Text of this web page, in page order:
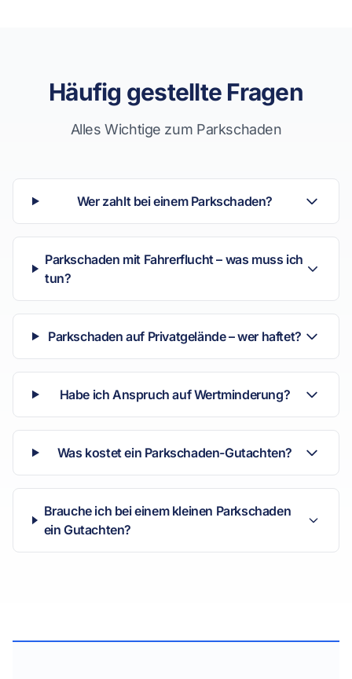
Häufig gestellte Fragen
Alles Wichtige zum Parkschaden
Wer zahlt bei einem Parkschaden?
Parkschaden mit Fahrerflucht – was muss ich
tun?
Parkschaden auf Privatgelände – wer haftet?
Habe ich Anspruch auf Wertminderung?
Was kostet ein Parkschaden-Gutachten?
Brauche ich bei einem kleinen Parkschaden
ein Gutachten?